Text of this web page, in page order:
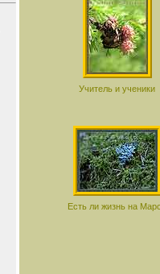
Учитель и ученики
Есть ли жизнь на